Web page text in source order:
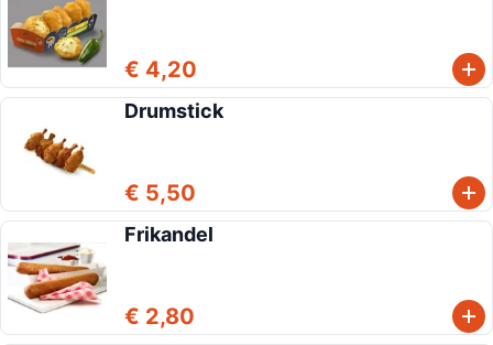
€ 4,20
Drumstick
€ 5,50
Frikandel
€ 2,80